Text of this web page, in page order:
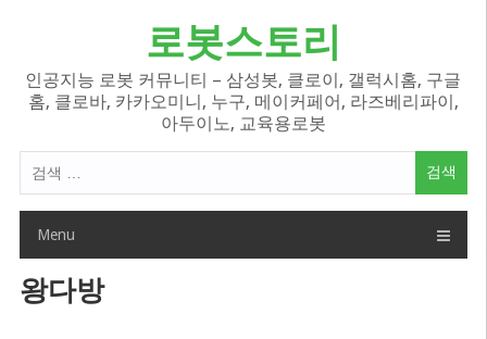
로봇스토리
인공지능 로봇 커뮤니티 – 삼성봇, 클로이, 갤럭시홈, 구글
홈, 클로바, 카카오미니, 누구, 메이커페어, 라즈베리파이,
아두이노, 교육용로봇
색
Menu
왕다방